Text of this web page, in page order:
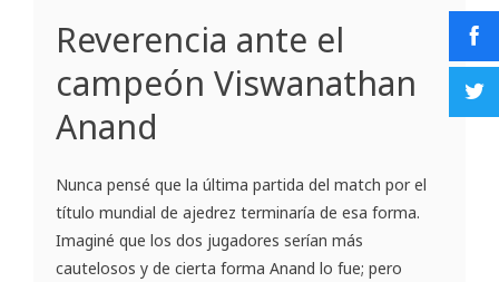
Reverencia ante el
campeón Viswanathan
Anand
Nunca pensé que la última partida del match por el
título mundial de ajedrez terminaría de esa forma.
Imaginé que los dos jugadores serían más
cautelosos y de cierta forma Anand lo fue; pero